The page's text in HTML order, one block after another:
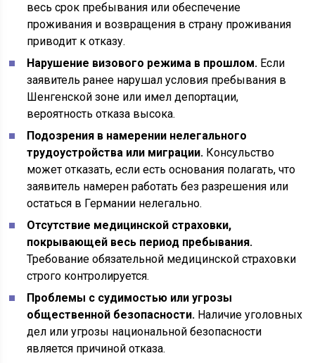
весь срок пребывания или обеспечение
проживания и возвращения в страну проживания
приводит к отказу.
Нарушение визового режима в прошлом. Если
заявитель ранее нарушал условия пребывания в
Шенгенской зоне или имел депортации,
вероятность отказа высока.
Подозрения в намерении нелегального
трудоустройства или миграции. Консульство
может отказать, если есть основания полагать, что
заявитель намерен работать без разрешения или
остаться в Германии нелегально.
Отсутствие медицинской страховки,
покрывающей весь период пребывания.
Требование обязательной медицинской страховки
строго контролируется.
Проблемы с судимостью или угрозы
общественной безопасности. Наличие уголовных
дел или угрозы национальной безопасности
является причиной отказа.